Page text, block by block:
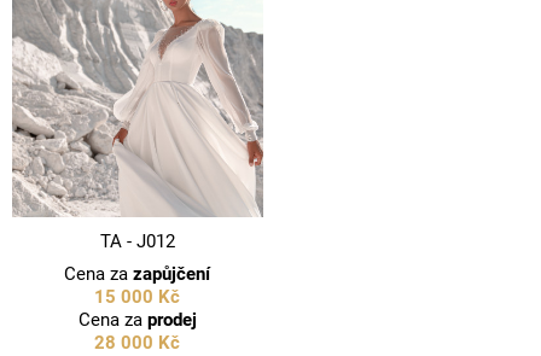
TA - J012
Cena zazapůjčení
15 000 Kč
Cena za prodej
28 000 Kč